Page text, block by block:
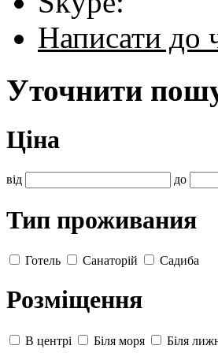
Написати до
Уточнити
Ціна
від до
Тип проживания
Готель Санаторій Садиба
Розміщення
В центрі Біля моря Біля